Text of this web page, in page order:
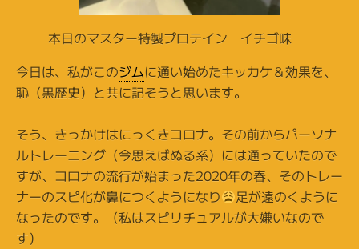
本日のマスター特製プロテイン イチゴ味
今日は、私がこのジムに通い始めたキッカケ＆効果を、
恥（黒歴史）と共に記そうと思います。
そう、きっかけはにっくきコロナ。その前からパーソナ
ルトレーニング（今思えばぬる系）には通っていたので
すが、コロナの流行が始まった2020年の春、そのトレー
ナーのスピ化が鼻につくようになり
足が遠のくように
なったのです。（私はスピリチュアルが大嫌いなので
す）